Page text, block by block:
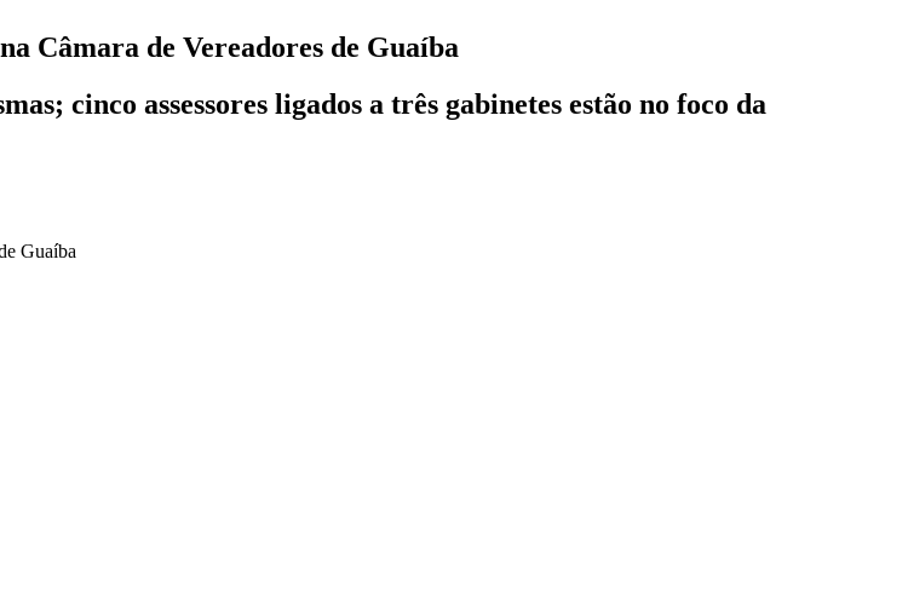
Câmara de Vereadores de Guaíba
cinco assessores ligados a três gabinetes estão no foco da